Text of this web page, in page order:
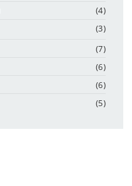
(4)
(3)
(7)
(6)
(6)
(5)